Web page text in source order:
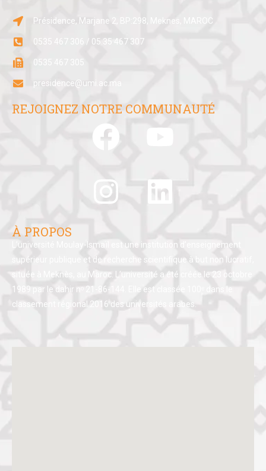
Présidence, Marjane 2, BP:298, Meknes, MAROC
0535 467 306 / 05 35 467 307
0535 467 305
presidence@umi.ac.ma
REJOIGNEZ NOTRE COMMUNAUTÉ
À PROPOS
L’université Moulay-Ismaïl est une institution d’enseignement
supérieur publique et de recherche scientifique à but non lucratif,
située à Meknès, au Maroc. L’université a été créée le 23 octobre
1989 par le dahir nᵒ 21-86-144. Elle est classée 100ᵉ dans le
classement régional 2016 des universités arabes.